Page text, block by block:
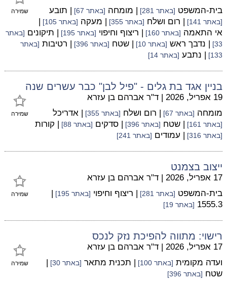
שמירה בית-המשפט [באתר 281] | מומחה [באתר 67] | תובע
[באתר 141] | רום ושלח [באתר 355] | מעקה [באתר 105]
|
אי התאמה [באתר 160] | ריצוף וחיפוי [באתר 195] | תיקונים [באתר
33]
| נדבך ראש [באתר 10] | שטח [באתר 396] | רטיבות [באתר
133]
| נתבע [באתר 14]
בניין אגד בת גלים - "פיל לבן" כבר עשרים שנה
שמירה
19 אפריל, 2026 | ד"ר אברהם בן עזרא
מומחה [באתר 67] | רום ושלח [באתר 355] | אדריכל
[באתר 161] | שטח [באתר 396] | סדקים [באתר 88] | קורות
[באתר 316] | עמודים [באתר 241]
ייצוב בצמנט
שמירה
17 אפריל, 2026 | ד"ר אברהם בן עזרא
בית-המשפט [באתר 281] | ריצוף וחיפוי [באתר 195]
|
1555.3 [באתר 19]
רישוי: מתווה להפיכת נזק לנכס
שמירה
17 אפריל, 2026 | ד"ר אברהם בן עזרא
ועדה מקומית [באתר 100] | תכנית מתאר [באתר 30]
|
שטח [באתר 396]